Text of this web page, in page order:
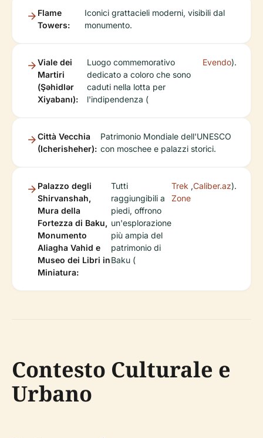
Flame
Towers:
Iconici grattacieli moderni, visibili dal
monumento.
Viale dei
Martiri
(Şəhidlər
Xiyabanı):
Luogo commemorativo
dedicato a coloro che sono
caduti nella lotta per
l'indipendenza (
Evendo).
Città Vecchia
(Icherisheher):
Patrimonio Mondiale dell'UNESCO
con moschee e palazzi storici.
Palazzo degli
Shirvanshah,
Mura della
Fortezza di Baku,
Monumento
Aliagha Vahid e
Museo dei Libri in
Miniatura:
Tutti
raggiungibili a
piedi, offrono
un'esplorazione
più ampia del
patrimonio di
Baku (
Trek
Zone
,Caliber.az).
Contesto Culturale e
Urbano